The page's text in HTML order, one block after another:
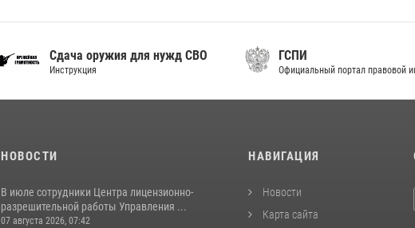
Сдача оружия для нужд СВО
Инструкция
ГСПИ
Официальный портал правовой
НОВОСТИ
В июле сотрудники Центра лицензионно-
разрешительной работы Управления ...
07 августа 2026, 07:42
НАВИГАЦИЯ
Новости
Карта сайта